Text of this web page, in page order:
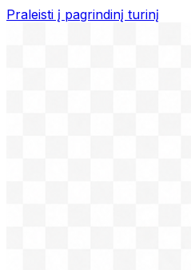
Praleisti į pagrindinį turinį